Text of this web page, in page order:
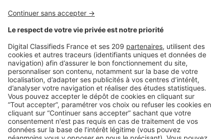
BUSINESS
Boost Social Immo : la solution pour
piloter et amplifier la visibilité de vos
annonces sur les réseaux sociaux